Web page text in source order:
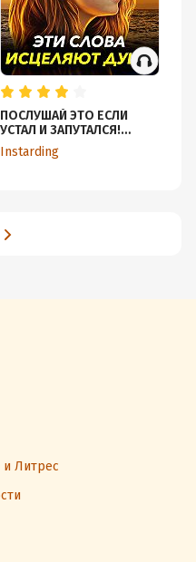
ПОСЛУШАЙ ЭТО ЕСЛИ
УСТАЛ И ЗАПУТАЛСЯ!
Эльчин Сафарли - Слова
исцеляющие душу!
Instarding
и Литрес